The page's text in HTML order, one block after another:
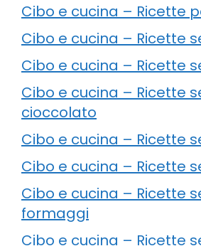
Cibo e cucina – Ricette
Cibo e cucina – Ricette
Cibo e cucina – Ricette
Cibo e cucina – Ricette
cioccolato
Cibo e cucina – Ricette
Cibo e cucina – Ricette
Cibo e cucina – Ricette
formaggi
Cibo e cucina – Ricette